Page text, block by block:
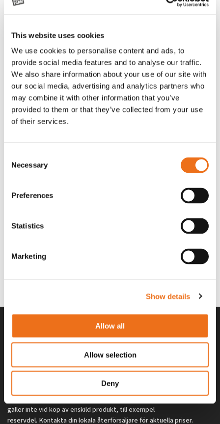
This website uses cookies
We use cookies to personalise content and ads, to
provide social media features and to analyse our traffic.
We also share information about your use of our site with
our social media, advertising and analytics partners who
may combine it with other information that you’ve
provided to them or that they’ve collected from your use
of their services.
Selection
Necessary
Preferences
Statistics
Marketing
Show details
Allow all
Allow selection
Deny
Lägg till i varukorg
Rotor, komplett med slagor
OR80013456G
35 730kr (ex. moms)
Grön truckknapp
A00220
530kr (ex. moms)
finger spakställ
Alla priser på tillbehör och tillval gäller vid köp av ny maskin. Priserna
gäller inte vid köp av enskild produkt, till exempel
reservdel. Kontakta din lokala återförsäljare för aktuella priser.